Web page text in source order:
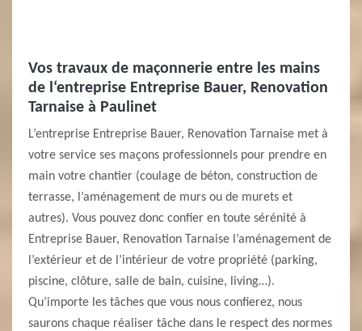
Vos travaux de maçonnerie entre les mains
de l‘entreprise Entreprise Bauer, Renovation
Tarnaise à Paulinet
L’entreprise Entreprise Bauer, Renovation Tarnaise met à
votre service ses maçons professionnels pour prendre en
main votre chantier (coulage de béton, construction de
terrasse, l’aménagement de murs ou de murets et
autres). Vous pouvez donc confier en toute sérénité à
Entreprise Bauer, Renovation Tarnaise l’aménagement de
l’extérieur et de l’intérieur de votre propriété (parking,
piscine, clôture, salle de bain, cuisine, living…).
Qu’importe les tâches que vous nous confierez, nous
saurons chaque réaliser tâche dans le respect des normes